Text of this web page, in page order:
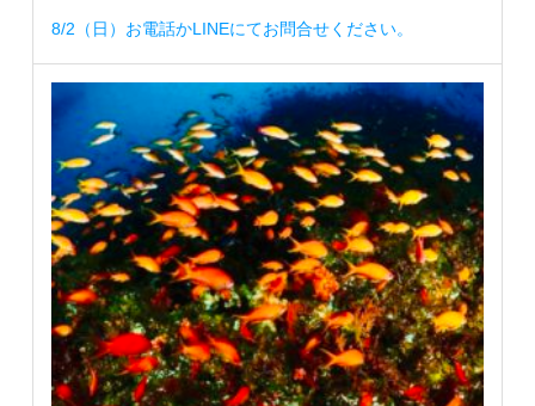
8/2（日）お電話かLINEにてお問合せください。